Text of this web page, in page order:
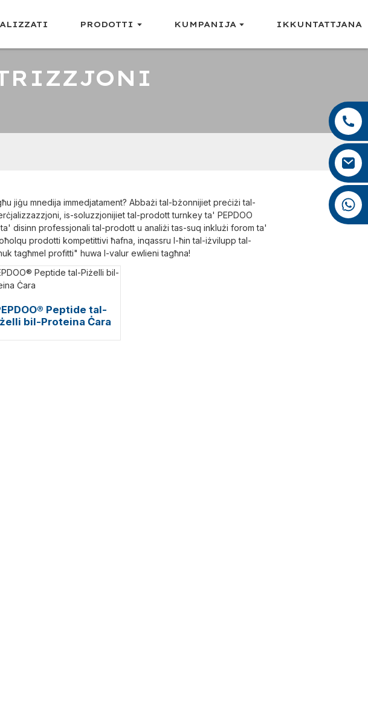
PRODOTTI KUMPANIJA IKKUNTATTJANA
+86 0592 5599526
+86 18965423693
jiġu mnedija immedjatament? Abbażi tal-bżonnijiet preċiżi tal-
is-soluzzjonijiet tal-prodott turnkey ta' PEPDOO
disinn professjonali tal-prodott u analiżi tas-suq inklużi forom ta'
prodotti kompetittivi ħafna, inqassru l-ħin tal-iżvilupp tal-
tagħmel profitti" huwa l-valur ewlieni tagħna!
Peptide tal-
bil-Proteina Ċara